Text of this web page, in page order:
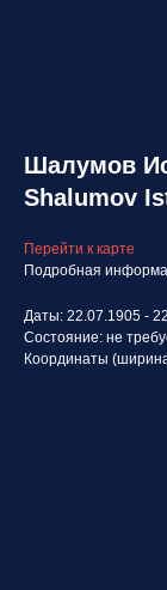
Шалумов
Shalumov
Перейти к карте
Подробная
Даты: 22.07.1905 -
Состояние: не
Координаты